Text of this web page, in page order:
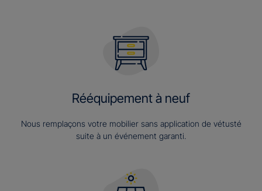
Rééquipement à neuf
Nous remplaçons votre mobilier sans application de vétusté
suite à un événement garanti.